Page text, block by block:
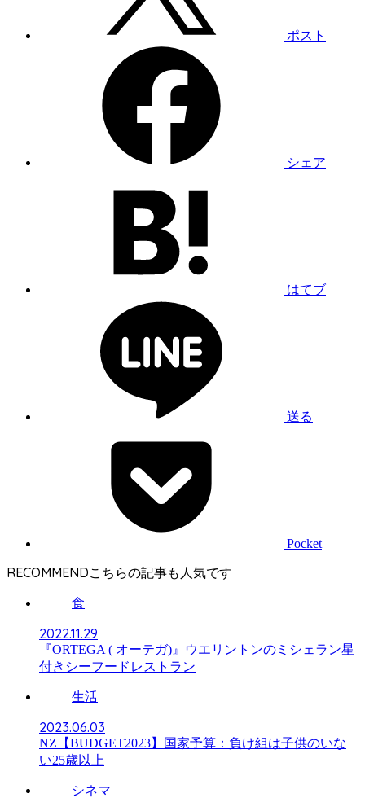
ポスト
シェア
はてブ
送る
Pocket
RECOMMEND
食
2022.11.29
『ORTEGA ( オーテガ)』ウエリントンのミシェラン星
付きシーフードレストラン
生活
2023.06.03
NZ【BUDGET2023】国家予算：負け組は子供のいな
い25歳以上
シネマ